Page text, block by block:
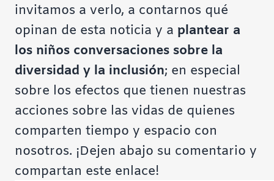
invitamos a verlo, a contarnos qué
opinan de esta noticia y a plantear a
los niños conversaciones sobre la
diversidad y la inclusión; en especial
sobre los efectos que tienen nuestras
acciones sobre las vidas de quienes
comparten tiempo y espacio con
nosotros. ¡Dejen abajo su comentario y
compartan este enlace!